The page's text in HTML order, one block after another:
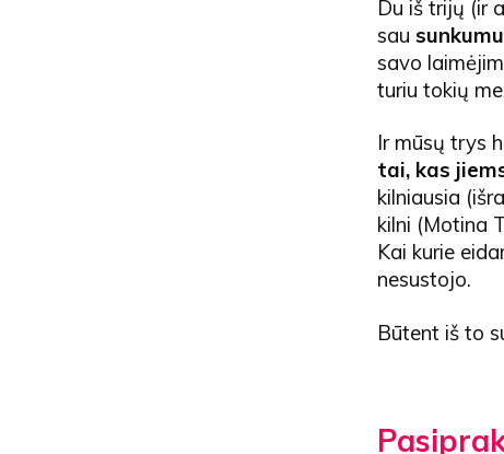
Du iš trijų (ir
sau
savo
turiu tokių
Ir mūsų trys
tai, kas
kilniausia
kilni (Motina
Kai kurie
nesustojo.
Būtent iš to